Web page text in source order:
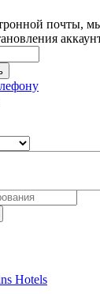
почты,
Hotels